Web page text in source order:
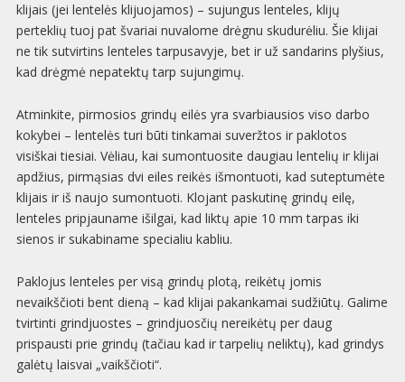
klijais (jei lentelės klijuojamos) – sujungus lenteles, klijų
perteklių tuoj pat švariai nuvalome drėgnu skudurėliu. Šie klijai
ne tik sutvirtins lenteles tarpusavyje, bet ir už sandarins plyšius,
kad drėgmė nepatektų tarp sujungimų.
Atminkite, pirmosios grindų eilės yra svarbiausios viso darbo
kokybei – lentelės turi būti tinkamai suveržtos ir paklotos
visiškai tiesiai. Vėliau, kai sumontuosite daugiau lentelių ir klijai
apdžius, pirmąsias dvi eiles reikės išmontuoti, kad suteptumėte
klijais ir iš naujo sumontuoti. Klojant paskutinę grindų eilę,
lenteles pripjauname išilgai, kad liktų apie 10 mm tarpas iki
sienos ir sukabiname specialiu kabliu.
Paklojus lenteles per visą grindų plotą, reikėtų jomis
nevaikščioti bent dieną – kad klijai pakankamai sudžiūtų. Galime
tvirtinti grindjuostes – grindjuosčių nereikėtų per daug
prispausti prie grindų (tačiau kad ir tarpelių neliktų), kad grindys
galėtų laisvai „vaikščioti“.